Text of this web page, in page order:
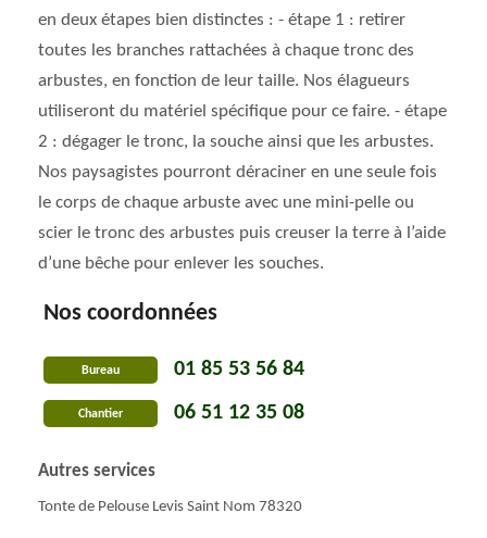
en deux étapes bien distinctes : - étape 1 : retirer
toutes les branches rattachées à chaque tronc des
arbustes, en fonction de leur taille. Nos élagueurs
utiliseront du matériel spécifique pour ce faire. - étape
2 : dégager le tronc, la souche ainsi que les arbustes.
Nos paysagistes pourront déraciner en une seule fois
le corps de chaque arbuste avec une mini-pelle ou
scier le tronc des arbustes puis creuser la terre à l’aide
d’une bêche pour enlever les souches.
Nos coordonnées
Bureau 01 85 53 56 84
Chantier 06 51 12 35 08
Autres services
Tonte de Pelouse Levis Saint Nom 78320